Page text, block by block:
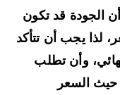
قد تكون
يجب أن تتأكد
وأن تطلب
السعر